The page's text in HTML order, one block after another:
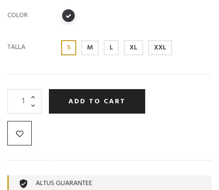
COLOR
TALLA S M L XL XXL
ADD TO CART
ALTUS GUARANTEE